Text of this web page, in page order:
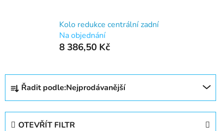
Kolo redukce centrální zadní
Na objednání
8 386,50 Kč
Ř
z
Řadit podle:Nejprodávanější
OTEVŘÍT FILTR